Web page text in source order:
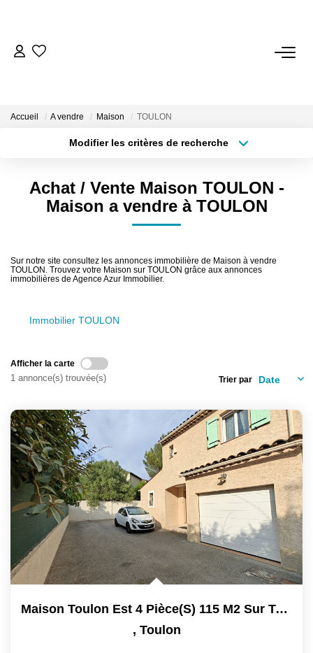
VENTES
NOTRE AGENCE
CONTACT
Accueil A vendre Maison TOULON
Modifier les critères de recherche
Plus de critères Créer une alerte
Achat / Vente Maison TOULON -
Maison a vendre à TOULON
Sur notre site consultez les annonces immobilière de Maison à vendre
TOULON. Trouvez votre Maison sur TOULON grâce aux annonces
immobilières de Agence Azur Immobilier.
Immobilier TOULON
Afficher la carte
1 annonce(s) trouvée(s) Trier par
Maison Toulon Est 4 Pièce(s) 115 M2 Sur Terrain Avec...
, Toulon